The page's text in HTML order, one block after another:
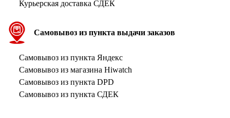
Курьерская доставка СДЕК
Самовывоз из пункта выдачи заказов
Самовывоз из пункта Яндекс
Самовывоз из магазина Hiwatch
Самовывоз из пункта DPD
Самовывоз из пункта СДЕК